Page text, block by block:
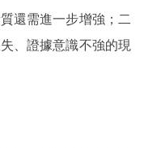
還需進一步增強；二
、證據意識不強的現